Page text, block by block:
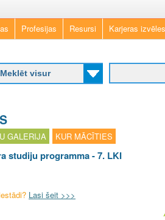
Skip
to
Profesijas Resursi Karjeras
GALERIJA KUR MĀCĪTIES
studiju programma - 7. LKI
Lasi šeit >>>